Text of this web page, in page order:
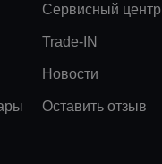
Сервисный центр
Trade-IN
Новости
Оставить отзыв